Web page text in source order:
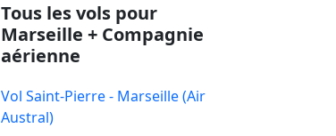
Tous les vols pour
Marseille + Compagnie
aérienne
Vol Saint-Pierre - Marseille (Air
Austral)